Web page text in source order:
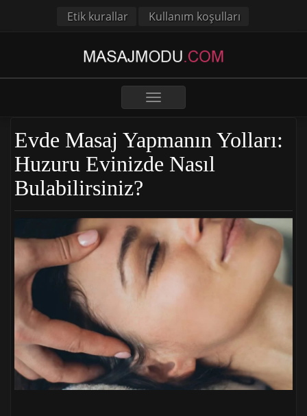
Etik kurallar Kullanım koşulları
Toggle
navigation
Evde Masaj Yapmanın Yolları:
Huzuru Evinizde Nasıl
Bulabilirsiniz?